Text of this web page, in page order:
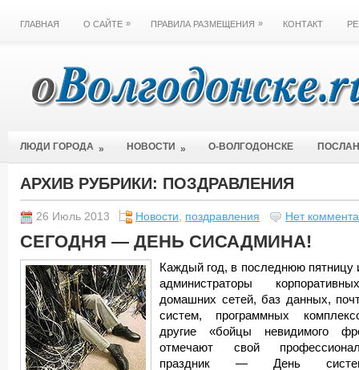
ГЛАВНАЯ О САЙТЕ » ПРАВИЛА РАЗМЕЩЕНИЯ » КОНТАКТ
ЛЮДИ ГОРОДА » НОВОСТИ » О-ВОЛГОДОНСКЕ
АРХИВ РУБРИКИ: ПОЗДРАВЛЕНИЯ
26 Июль 2013 Новости, поздравления Нет
СЕГОДНЯ — ДЕНЬ СИСАДМИНА!
Каждый год, в последнюю пятницу
администраторы
домашних сетей, баз данных,
систем, программных
другие «бойцы невидимого
отмечают свой
праздник — День